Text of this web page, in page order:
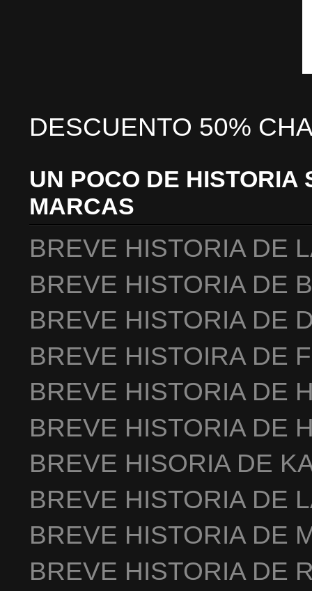
DESCUENTO 50%
UN POCO DE HISTORIA
MARCAS
BREVE HISTORIA DE
BREVE HISTORIA DE
BREVE HISTORIA DE
BREVE HISTOIRA DE
BREVE HISTORIA DE
BREVE HISTORIA DE
BREVE HISORIA DE
BREVE HISTORIA DE
BREVE HISTORIA DE
BREVE HISTORIA DE